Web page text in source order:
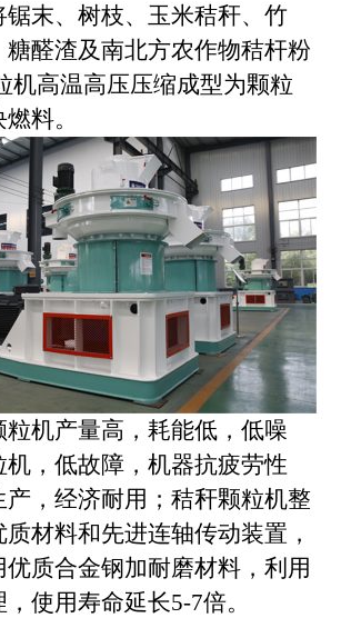
末、树枝、玉米秸秆、竹
糖醛渣及南北方农作物秸杆粉
机高温高压压缩成型为颗粒
料。
机产量高，耗能低，低噪
，低故障，机器抗疲劳性
产，经济耐用；秸秆颗粒机整
材料和先进连轴传动装置，
质合金钢加耐磨材料，利用
使用寿命延长5-7倍。